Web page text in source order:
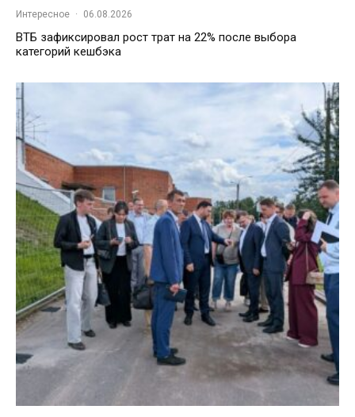
Интересное · 06.08.2026
ВТБ зафиксировал рост трат на 22% после выбора
категорий кешбэка